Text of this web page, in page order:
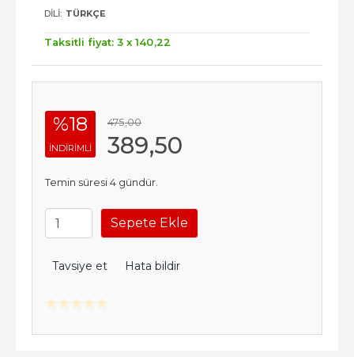
DILI: TÜRKÇE
Taksitli fiyat: 3 x 140,22
%18
INDIRIMLI
475,00
389,50
Temin süresi 4 gündür.
Sepete Ekle
Tavsiye et Hata bildir